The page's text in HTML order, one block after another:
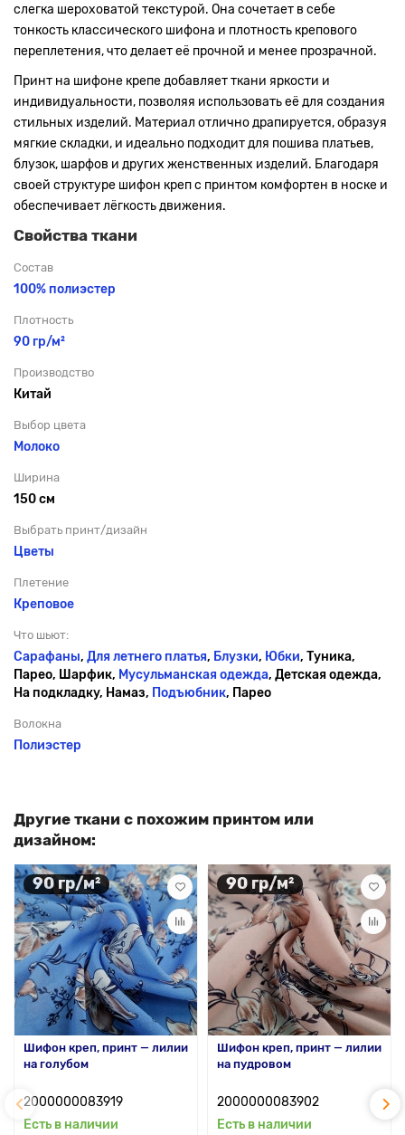
слегка шероховатой текстурой. Она сочетает в себе
тонкость классического шифона и плотность крепового
переплетения, что делает её прочной и менее прозрачной.
Принт на шифоне крепе добавляет ткани яркости и
индивидуальности, позволяя использовать её для создания
стильных изделий. Материал отлично драпируется, образуя
мягкие складки, и идеально подходит для пошива платьев,
блузок, шарфов и других женственных изделий. Благодаря
своей структуре шифон креп с принтом комфортен в носке и
обеспечивает лёгкость движения.
Свойства ткани
Состав
100% полиэстер
Плотность
90 гр/м²
Производство
Китай
Выбор цвета
Молоко
Ширина
150 см
Выбрать принт/дизайн
Цветы
Плетение
Креповое
Что шьют:
Сарафаны, Для летнего платья, Блузки, Юбки, Туника,
Парео, Шарфик, Мусульманская одежда, Детская одежда,
На подкладку, Намаз, Подъюбник, Парео
Волокна
Полиэстер
Другие ткани с похожим принтом или
дизайном:
90 гр/м²
Шифон креп, принт — лилии
на голубом
2000000083919
Есть в наличии
90 гр/м²
Шифон креп, принт — лилии
на пудровом
2000000083902
Есть в наличии